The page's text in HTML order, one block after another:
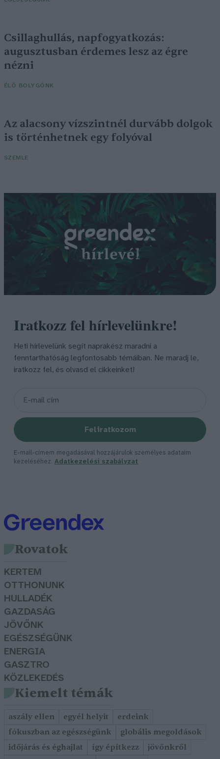
Csillaghullás, napfogyatkozás:
augusztusban érdemes lesz az égre
nézni
ÉLŐ BOLYGÓNK
Az alacsony vízszintnél durvább dolgok
is történhetnek egy folyóval
SZEMLE
Iratkozz fel hírlevelünkre!
Heti hírlevelünk segít naprakész maradni a
fenntarthatóság legfontosabb témáiban. Ne maradj le,
iratkozz fel, és olvasd el cikkeinket!
Feliratkozom
E-mail-címem megadásával hozzájárulok személyes adataim
kezeléséhez. Adatkezelési szabályzat
Rovatok
KERTEM
OTTHONUNK
HULLADÉK
GAZDASÁG
JÖVŐNK
EGÉSZSÉGÜNK
ENERGIA
GASZTRO
KÖZLEKEDÉS
Kiemelt témák
aszály ellen egyél helyit
erdeink
fókuszban az egészségünk
globális megoldások
időjárás és éghajlat
így építkezz
jövőnkről